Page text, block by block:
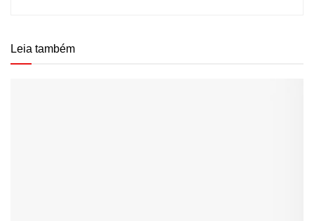
Leia também